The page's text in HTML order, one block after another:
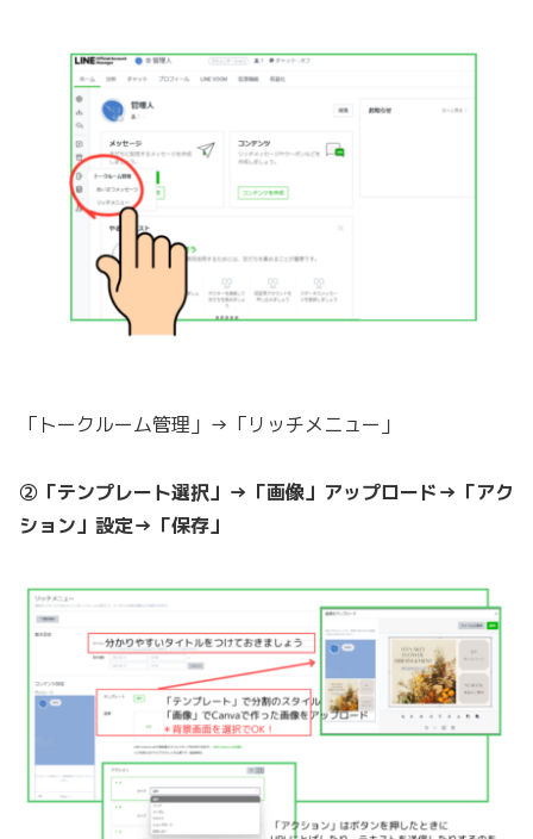
「トークルーム管理」→「リッチメニュー」
②「テンプレート選択」→「画像」アップロード→「アク
ション」設定→「保存」